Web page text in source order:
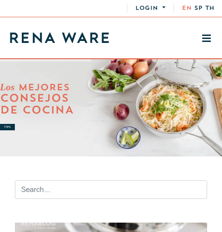
LOGIN EN SP TH
Los MEJORES
CONSEJOS
DE COCINA
TIPS